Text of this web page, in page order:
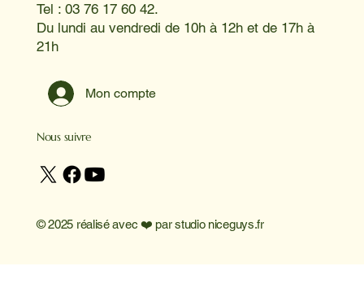
Tel : 03 76 17 60 42.
Du lundi au vendredi de 10h à 12h et de 17h à
21h
Mon compte
Nous suivre
© 2025 réalisé avec ❤️ parstudio niceguys.fr